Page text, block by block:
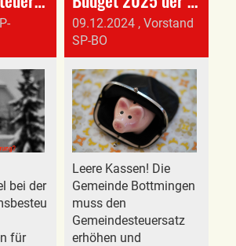
bei der
für
09.12.2024 , Vorstand
SP-BO
Leere Kassen! Die
Gemeinde Bottmingen
muss den
Gemeindesteuersatz
erhöhen und